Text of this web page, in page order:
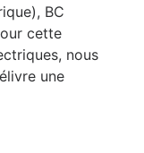
BC
cette
nous
une